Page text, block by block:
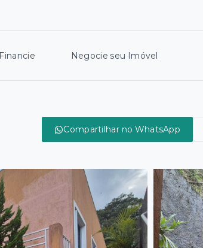
Financie Negocie seu Imóvel
Compartilhar no WhatsApp